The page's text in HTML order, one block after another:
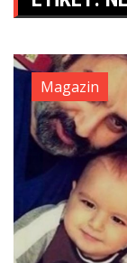
Magazin